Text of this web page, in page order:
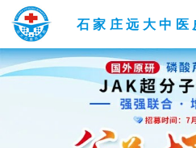
石家庄远大中医